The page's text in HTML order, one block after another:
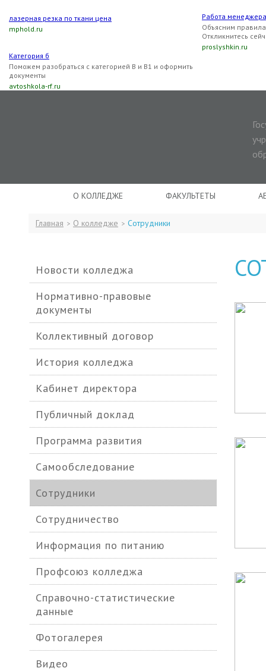
лазерная резка по ткани цена
mphold.ru
Работа менеджера
Объясним
Откликнитесь
proslyshkin.ru
Категория б
Поможем разобраться с категорией B и B1 и оформить
документы
avtoshkola-rf.ru
О КОЛЛЕДЖЕ ФАКУЛЬТЕТЫ
Главная > О колледже > Сотрудники
Новости колледжа
Нормативно-правовые
документы
Коллективный договор
История колледжа
Кабинет директора
Публичный доклад
Программа развития
Самообследование
Сотрудники
Сотрудничество
Информация по питанию
Профсоюз колледжа
Справочно-статистические
данные
Фотогалерея
Видео